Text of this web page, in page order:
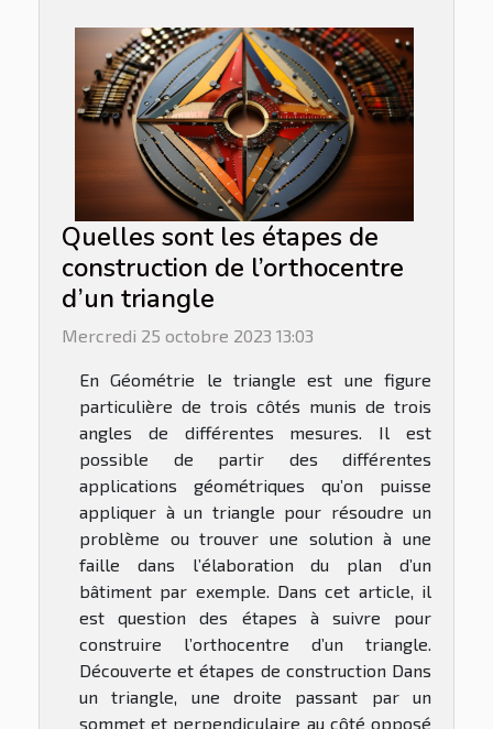
Quelles sont les étapes de
construction de l’orthocentre
d’un triangle
Mercredi 25 octobre 2023 13:03
En Géométrie le triangle est une figure
particulière de trois côtés munis de trois
angles de différentes mesures. Il est
possible de partir des différentes
applications géométriques qu’on puisse
appliquer à un triangle pour résoudre un
problème ou trouver une solution à une
faille dans l’élaboration du plan d’un
bâtiment par exemple. Dans cet article, il
est question des étapes à suivre pour
construire l’orthocentre d’un triangle.
Découverte et étapes de construction Dans
un triangle, une droite passant par un
sommet et perpendiculaire au côté opposé